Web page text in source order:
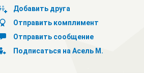
Добавить друга
Отправить комплимент
Отправить сообщение
Подписаться на Асель М.